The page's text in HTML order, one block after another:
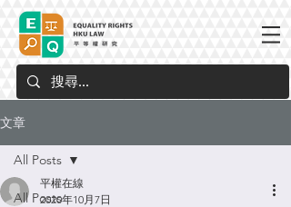
文章
All Posts
All Posts
平權在線
2020年10月7日